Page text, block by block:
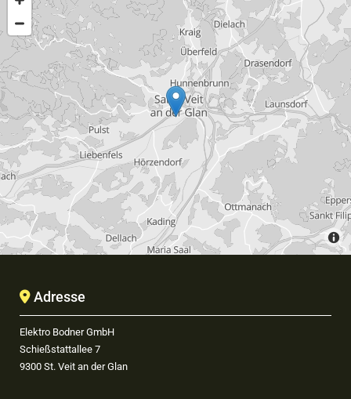
 Adresse
Elektro Bodner GmbH
Schießstattallee 7
9300 St. Veit an der Glan